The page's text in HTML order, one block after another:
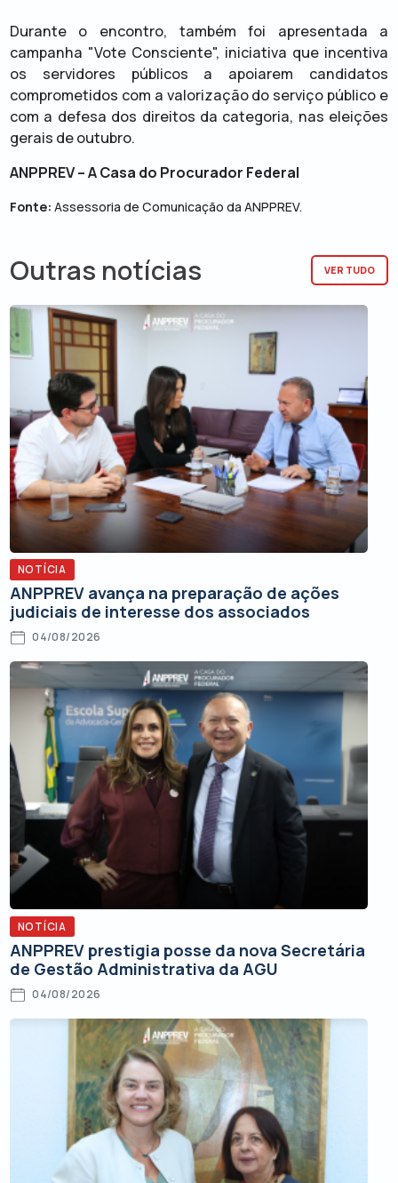
Durante o encontro, também foi apresentada a
campanha "Vote Consciente", iniciativa que incentiva
os servidores públicos a apoiarem candidatos
comprometidos com a valorização do serviço público e
com a defesa dos direitos da categoria, nas eleições
gerais de outubro.
ANPPREV – A Casa do Procurador Federal
Fonte: Assessoria de Comunicação da ANPPREV.
Outras notícias VER TUDO
NOTÍCIA
ANPPREV avança na preparação de ações
judiciais de interesse dos associados
04/08/2026
NOTÍCIA
ANPPREV prestigia posse da nova Secretária
de Gestão Administrativa da AGU
04/08/2026